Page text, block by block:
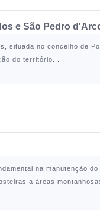
e São Pedro
, situada no concelho de
do território...
na manutenção
a áreas